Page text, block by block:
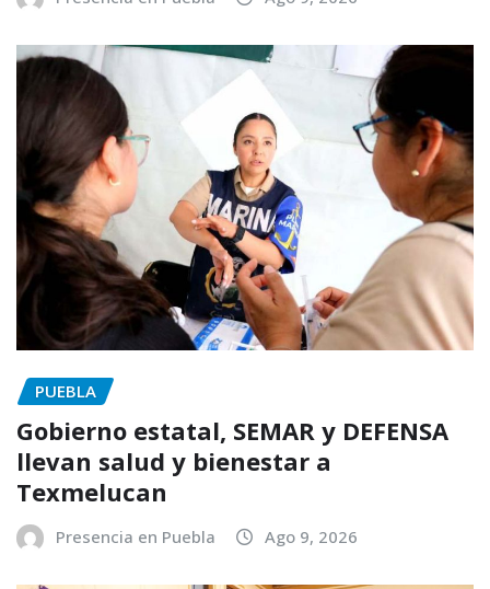
PUEBLA
Gobierno estatal, SEMAR y DEFENSA
llevan salud y bienestar a
Texmelucan
Presencia en Puebla Ago 9, 2026